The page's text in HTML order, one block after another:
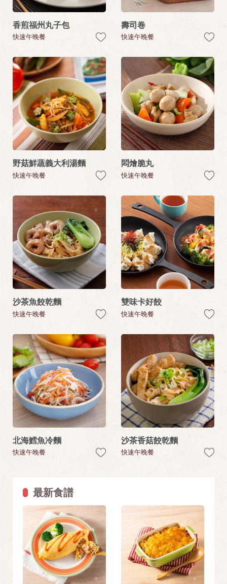
香煎福州丸子包
快速午晚餐
壽司卷
快速午晚餐
野菇鮮蔬義大利湯麵
快速午晚餐
悶燴脆丸
快速午晚餐
沙茶魚餃乾麵
快速午晚餐
雙味卡好餃
快速午晚餐
北海鱈魚冷麵
快速午晚餐
沙茶香菇餃乾麵
快速午晚餐
最新食譜